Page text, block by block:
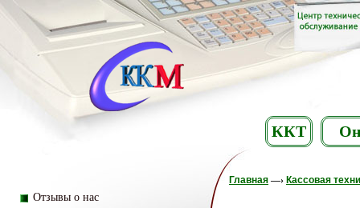
Отзывы о нас
ККТ
Главная —› Кассовая